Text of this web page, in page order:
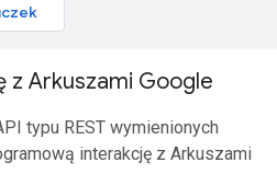
z Arkuszami Google
typu REST wymienionych
interakcję z Arkuszami